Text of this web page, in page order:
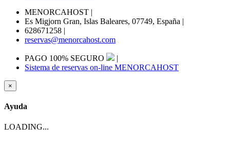
MENORCAHOST |
Es Migjorn Gran, Islas Baleares, 07749, España |
628671258 |
reservas@menorcahost.com
PAGO 100% SEGURO
|
Sistema de reservas on-line MENORCAHOST
×
Ayuda
LOADING...